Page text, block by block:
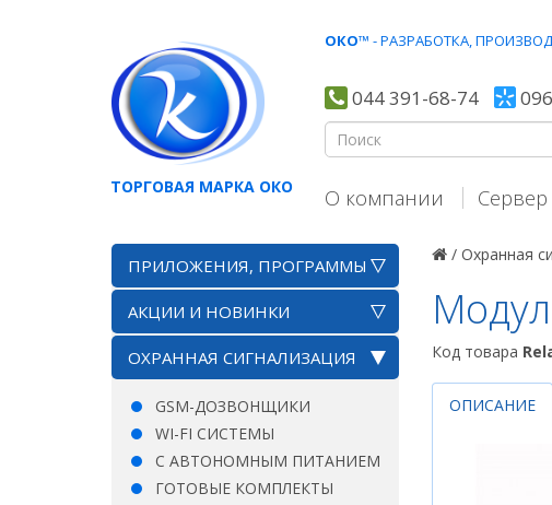
ОКО™ - РАЗРАБОТКА,
044 391-68-74
ТОРГОВАЯ МАРКА ОКО О компании Сервер
ПРИЛОЖЕНИЯ, ПРОГРАММЫ
АКЦИИ И НОВИНКИ
ОХРАННАЯ СИГНАЛИЗАЦИЯ
GSM-ДОЗВОНЩИКИ
WI-FI СИСТЕМЫ
С АВТОНОМНЫМ ПИТАНИЕМ
ГОТОВЫЕ КОМПЛЕКТЫ
/ Охранная
Код товара
ОПИСАНИЕ